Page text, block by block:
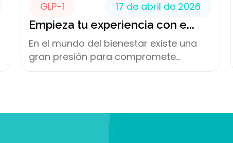
GLP-1 17 de abril de 2026
Empieza tu experiencia con e...
En el mundo del bienestar existe una
gran presión para compromete...